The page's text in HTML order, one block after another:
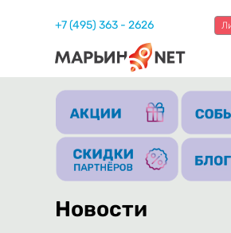
+7 (495) 363 - 2626
Новости